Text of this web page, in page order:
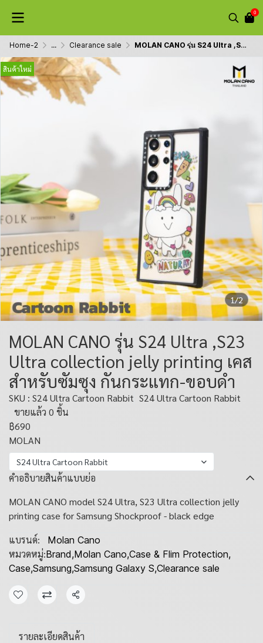
0
Home-2 ... Clearance sale MOLAN CANO รุ่น S24 Ultra ,S23 Ultra collection jelly printing เคสสำหรับซัมซุง กันกระแทก-ขอบดำ
1/2
สินค้าใหม่
MOLAN CANO รุ่น S24 Ultra ,S23
Ultra collection jelly printing เคส
สำหรับซัมซุง กันกระแทก-ขอบดำ
SKU : S24 Ultra Cartoon Rabbit S24 Ultra Cartoon Rabbit
ขายแล้ว 0 ชิ้น
฿690
MOLAN
S24 Ultra Cartoon Rabbit
คำอธิบายสินค้าแบบย่อ
MOLAN CANO model S24 Ultra, S23 Ultra collection jelly
printing case for Samsung Shockproof - black edge
แบรนด์:
Molan Cano
หมวดหมู่:Brand,Molan Cano,Case & Flim Protection,
Case,Samsung,Samsung Galaxy S,Clearance sale
แชร์
รายละเอียดสินค้า